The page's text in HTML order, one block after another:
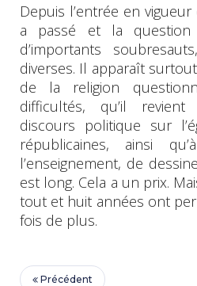
Depuis l’entrée en
a passé et la question
d’importants
diverses. Il apparaît
de la religion
difficultés, qu’il revient
discours politique sur
républicaines, ainsi
l’enseignement, de
est long. Cela a un prix.
tout et huit années ont
fois de plus.
Précédent